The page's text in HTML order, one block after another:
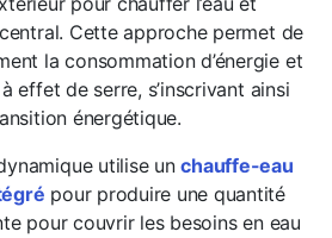
Cette approche permet de
la consommation d’énergie et
effet de serre, s’inscrivant ainsi
énergétique.
utilise unchauffe-eau
pour produire une quantité
pour couvrir les besoins en eau